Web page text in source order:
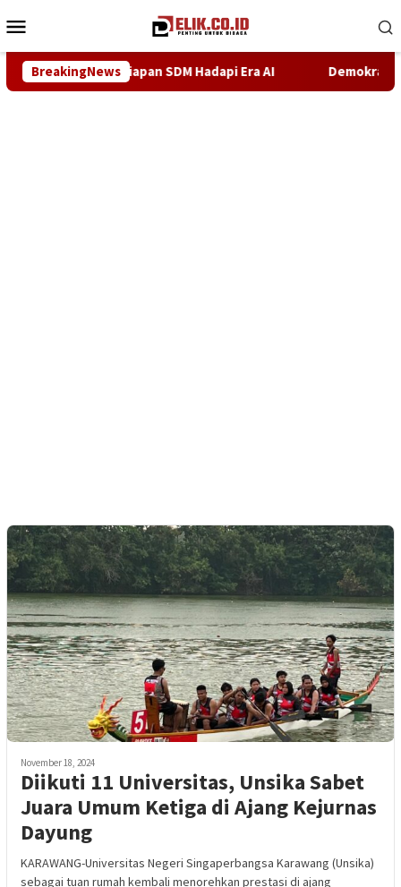
ke
Mobile
BreakingNews
Era AI Demokrat Karawang Terus Bergerak
November 18, 2024
Diikuti 11 Universitas, Unsika Sabet
Juara Umum Ketiga di Ajang Kejurnas
Dayung
KARAWANG-Universitas Negeri Singaperbangsa Karawang (Unsika)
sebagai tuan rumah kembali menorehkan prestasi di ajang